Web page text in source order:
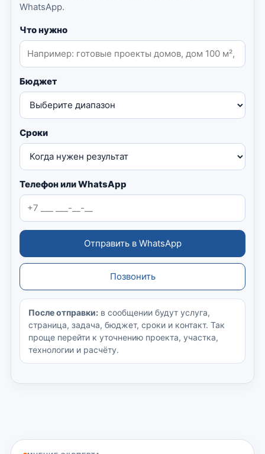
WhatsApp.
Что нужно
Бюджет
Сроки
Телефон или WhatsApp
Отправить в WhatsApp
Позвонить
После отправки: в сообщении будут услуга,
страница, задача, бюджет, сроки и контакт. Так
проще перейти к уточнению проекта, участка,
технологии и расчёту.